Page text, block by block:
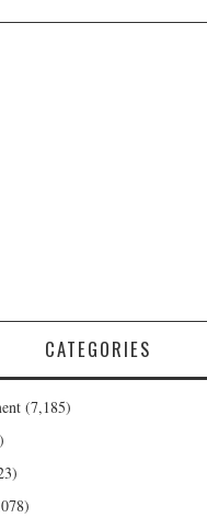
CATEGORIES
(7,185)